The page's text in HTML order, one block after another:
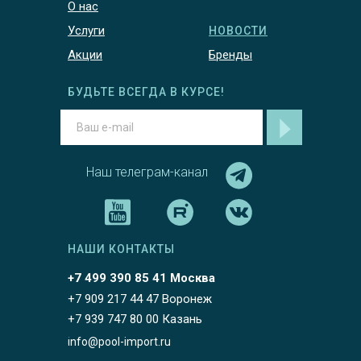
О нас
Услуги
Акции
НОВОСТИ
Бренды
Наш телеграм-канал
БУДЬТЕ ВСЕГДА В КУРСЕ!
+7 499 390 85 41 Москва
НАШИ КОНТАКТЫ
+7 909 217 44 47 Воронеж
+7 939 747 80 00 Казань
info@pool-import.ru